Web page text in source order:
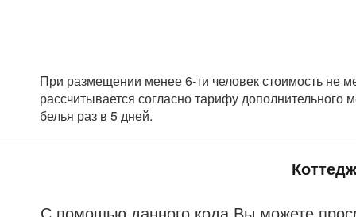
При размещении менее 6-ти человек стоимость не
рассчитывается согласно тарифу
белья раз в 5 дней.